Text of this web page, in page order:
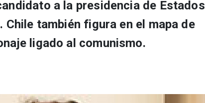
a la presidencia de Estados
también figura en el mapa de
ligado al comunismo.